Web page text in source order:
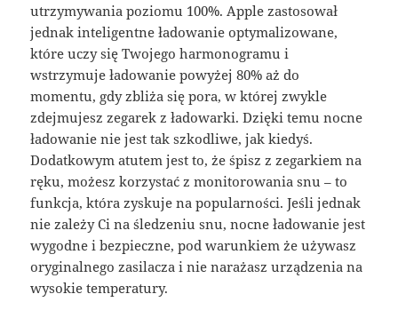
utrzymywania poziomu 100%. Apple zastosował
jednak inteligentne ładowanie optymalizowane,
które uczy się Twojego harmonogramu i
wstrzymuje ładowanie powyżej 80% aż do
momentu, gdy zbliża się pora, w której zwykle
zdejmujesz zegarek z ładowarki. Dzięki temu nocne
ładowanie nie jest tak szkodliwe, jak kiedyś.
Dodatkowym atutem jest to, że śpisz z zegarkiem na
ręku, możesz korzystać z monitorowania snu – to
funkcja, która zyskuje na popularności. Jeśli jednak
nie zależy Ci na śledzeniu snu, nocne ładowanie jest
wygodne i bezpieczne, pod warunkiem że używasz
oryginalnego zasilacza i nie narażasz urządzenia na
wysokie temperatury.